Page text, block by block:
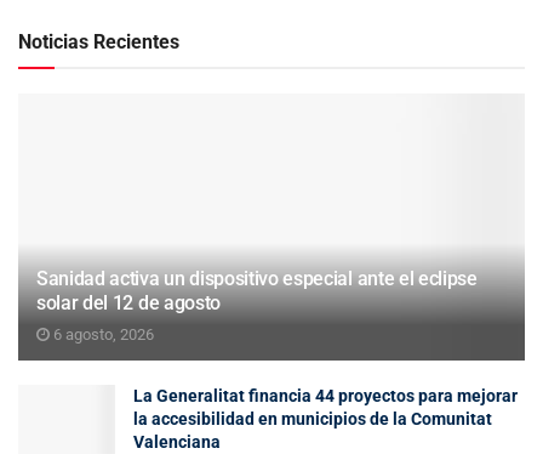
Noticias Recientes
Sanidad activa un dispositivo especial ante el eclipse
solar del 12 de agosto
6 agosto, 2026
La Generalitat financia 44 proyectos para mejorar
la accesibilidad en municipios de la Comunitat
Valenciana